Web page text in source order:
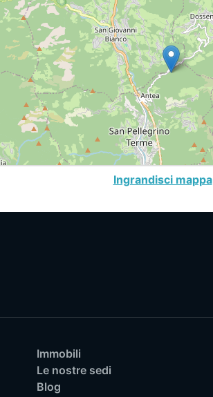
Ingrandisci mappa
Immobili
Le nostre sedi
Blog